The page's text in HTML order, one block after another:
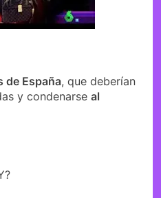
de España, que deberían
y condenarse al